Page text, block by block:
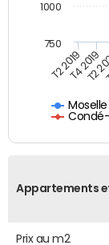
Moselle
T2 2019T4 2019
T2
750
1000
Appartements
Prix au m2